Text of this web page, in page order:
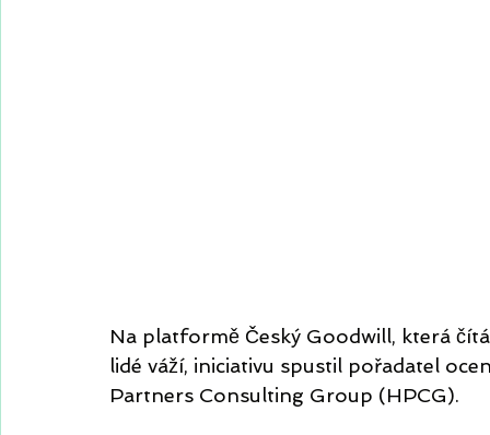
Na platformě Český Goodwill, která
lidé váží, iniciativu spustil pořadatel
Partners Consulting Group (HPCG).